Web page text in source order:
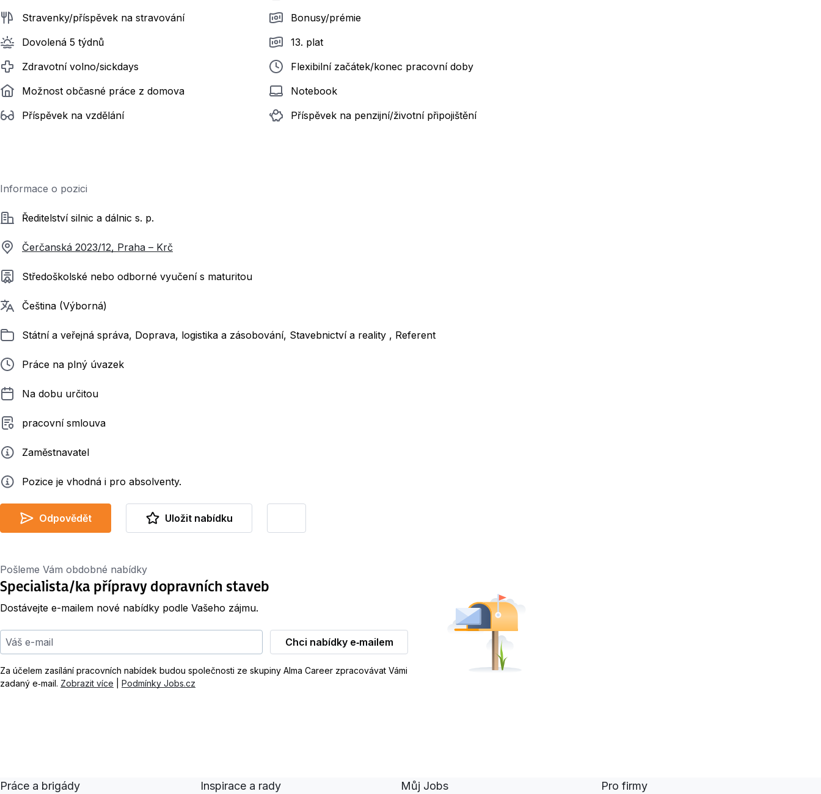
Stravenky/příspěvek na stravování
Dovolená 5 týdnů
Zdravotní volno/sickdays
Možnost občasné práce z domova
Příspěvek na vzdělání
Bonusy/prémie
13. plat
Flexibilní začátek/konec pracovní doby
Notebook
Příspěvek na penzijní/životní připojištění
Informace o pozici
SpolečnostŘeditelství silnic a dálnic s. p.
Čerčanská 2023/12, Praha – Krč
Požadované vzdělání
Středoškolské nebo odborné vyučení s maturitou
Požadované jazyky
Čeština (Výborná)
ZařazenoStátní a veřejná správa, Doprava, logistika a zásobování, Stavebnictví a reality , Referent
Typ pracovního poměru
Práce na plný úvazek
Délka pracovního poměru
Na dobu určitou
Typ smluvního vztahu
pracovní smlouva
ZadavatelZaměstnavatel
Info Pozice je vhodná i pro absolventy.
Odpovědět Uložit nabídku
Pošleme Vám obdobné nabídky
Specialista/ka přípravy dopravních staveb
Dostávejte e-mailem nové nabídky podle Vašeho zájmu.
Váš e-mail
Chci nabídky e‑mailem
Za účelem zasílání pracovních nabídek budou společnosti ze skupiny Alma Career zpracovávat Vámi
zadaný e‑mail. Zobrazit více Podmínky Jobs.cz
Práce a brigády Inspirace a rady Můj Jobs Pro firmy